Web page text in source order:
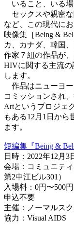
いること、いる場
セックスや親密な
など、この現代に
映像集［Being &
カ、カナダ、韓国
作家７組の作品が
HIVに関する主流
します。
作品はニューヨー
コミッションされ
Artというプロジェ
もある12月1日から
ます。
短編集『Being &
日時：2022年12月3
会場：コミュニテ
第2中江ビル301）
入場料：0円〜500
申込不要
主催：ノーマルス
協力：Visual AIDS